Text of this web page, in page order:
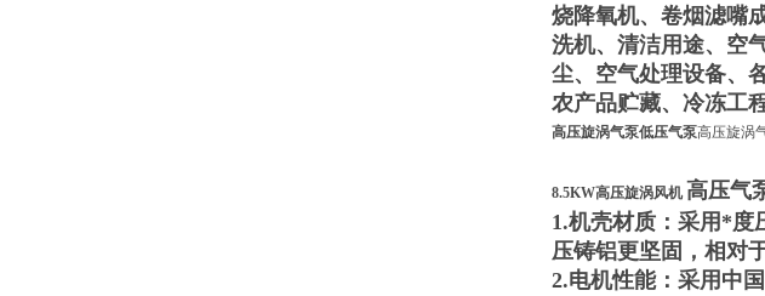
烧降氧机、卷烟滤嘴
洗机、清洁用途、空
尘、空气处理设备、
农产品贮藏、冷冻工
高压旋涡气泵低压气泵高压旋涡
8.5KW高压旋涡风机 高压气
1.机壳材质：采用*度
压铸铝更坚固，相对
2.电机性能：采用中